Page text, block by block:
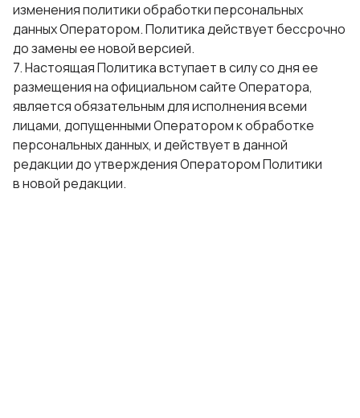
изменения политики обработки персональных
данных Оператором. Политика действует бессрочно
до замены ее новой версией.
7. Настоящая Политика вступает в силу со дня ее
размещения на официальном сайте Оператора,
является обязательным для исполнения всеми
лицами, допущенными Оператором к обработке
персональных данных, и действует в данной
редакции до утверждения Оператором Политики
в новой редакции.